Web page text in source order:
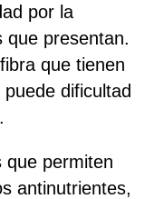
por la
que presentan.
que tienen
dificultad
que permiten
antinutrientes,